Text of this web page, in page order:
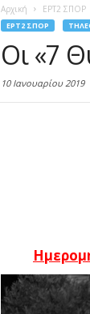
Αρχική EΡΤ2 ΣΠΟΡ
EΡΤ2 ΣΠΟΡ
Οι «7
10 Ιανουαρίου 2019